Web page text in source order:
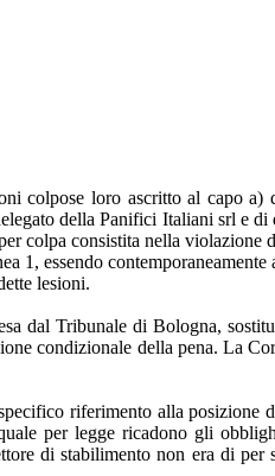
loro ascritto al capo a)
della Panifici Italiani srl e
colpa consistita nella violazione
essendo
lesioni.
dal Tribunale di Bologna,
condizionale della pena. La
riferimento alla
per legge ricadono gli
di stabilimento non era di per